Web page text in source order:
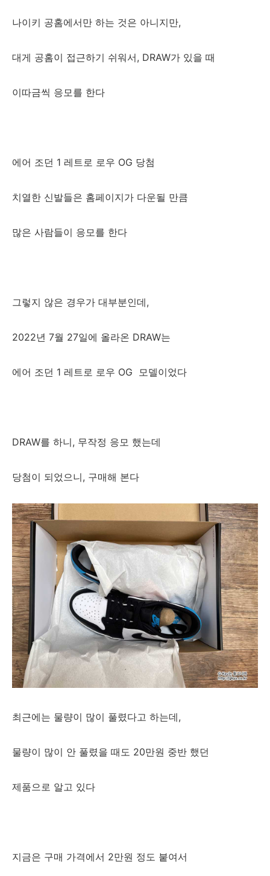
나이키 공홈에서만 하는 것은 아니지만,
대게 공홈이 접근하기 쉬워서, DRAW가 있을 때
이따금씩 응모를 한다
에어 조던 1 레트로 로우 OG 당첨
치열한 신발들은 홈페이지가 다운될 만큼
많은 사람들이 응모를 한다
그렇지 않은 경우가 대부분인데,
2022년 7월 27일에 올라온 DRAW는
에어 조던 1 레트로 로우 OG 모델이었다
DRAW를 하니, 무작정 응모 했는데
당첨이 되었으니, 구매해 본다
최근에는 물량이 많이 풀렸다고 하는데,
물량이 많이 안 풀렸을 때도 20만원 중반 했던
제품으로 알고 있다
지금은 구매 가격에서 2만원 정도 붙여서